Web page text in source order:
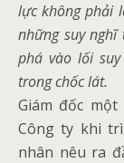
lực không phải
những suy
phá vào lối
trong chốc lát.
Giám đốc
Công ty khi
nhân nêu ra